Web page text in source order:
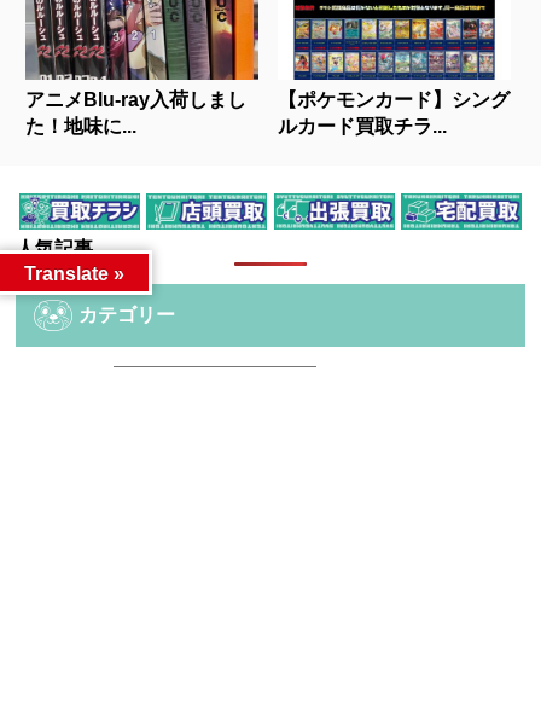
アニメBlu-ray入荷しまし
た！地味に...
【ポケモンカード】シング
ルカード買取チラ...
人気記事
カテゴリー
Translate »